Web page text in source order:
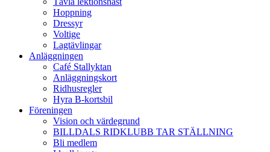
Hoppning
Dressyr
Voltige
Lagtävlingar
Anläggningen
Café Stallyktan
Anläggningskort
Ridhusregler
Hyra B-kortsbil
Föreningen
Vision och värdegrund
BILLDALS RIDKLUBB TAR STÄLLNING
Bli medlem